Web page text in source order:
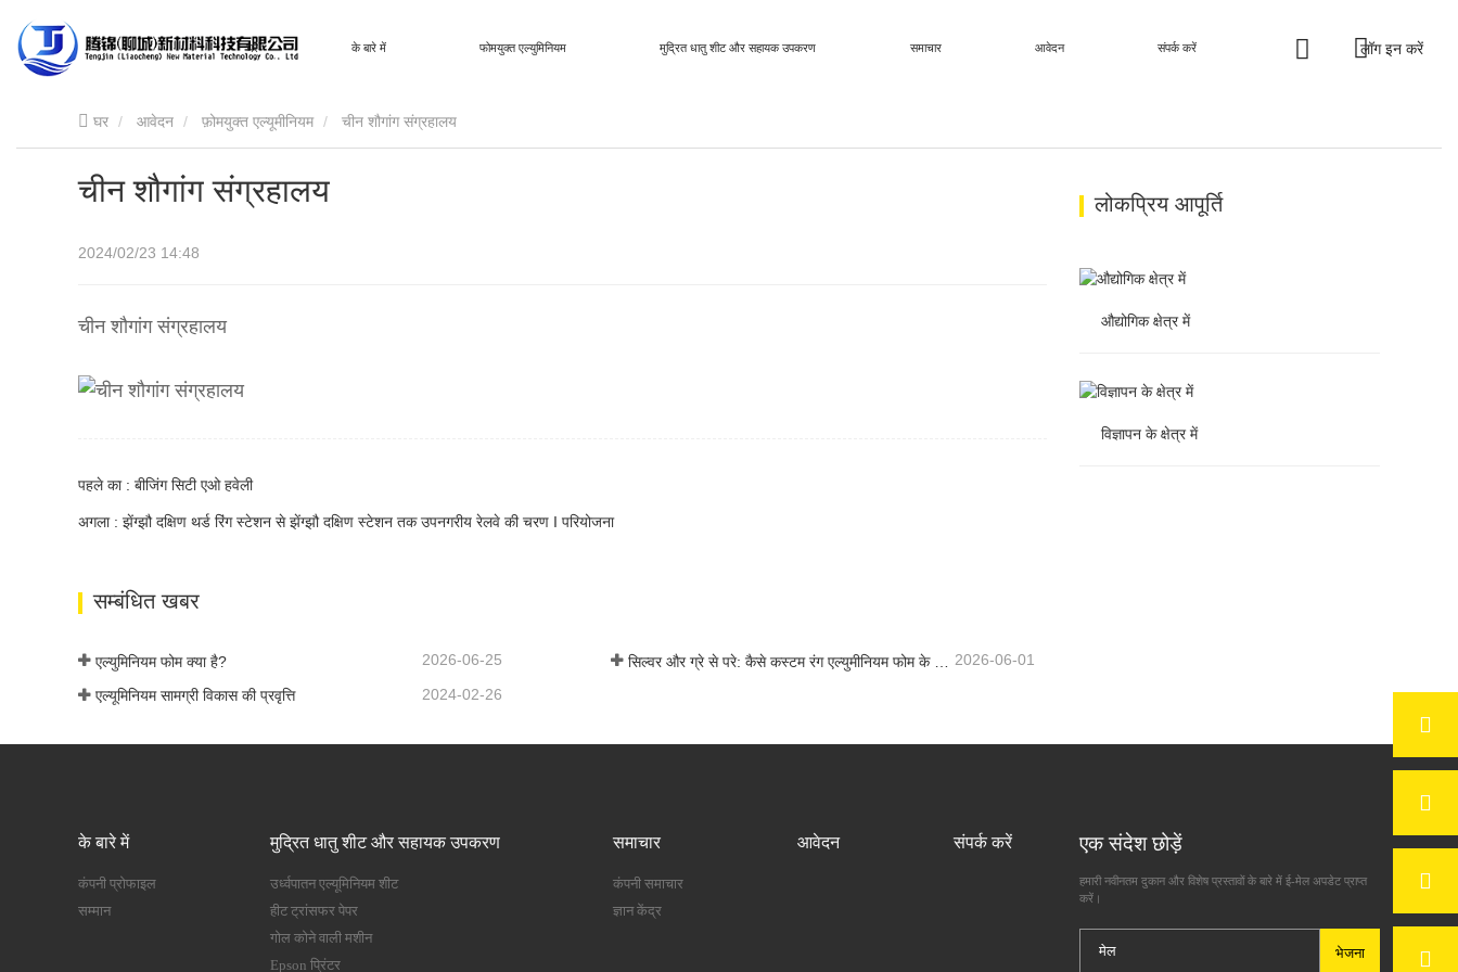
घर के बारे में फोमयुक्त एल्युमिनियम मुद्रित धातु शीट और सहायक उपकरण समाचार आवेदन संपर्क करें लॉग इन करें
घर आवेदन फ़ोमयुक्त एल्यूमीनियम चीन शौगांग संग्रहालय
चीन शौगांग संग्रहालय
2024/02/23 14:48
चीन शौगांग संग्रहालय
पहले का : बीजिंग सिटी एओ हवेली
अगला : झेंग्झौ दक्षिण थर्ड रिंग स्टेशन से झेंग्झौ दक्षिण स्टेशन तक उपनगरीय रेलवे की चरण I परियोजना
सम्बंधित खबर
एल्युमिनियम फोम क्या है? 2026-06-25 2026-06-01
एल्यूमिनियम सामग्री विकास की प्रवृत्ति 2024-02-26
लोकप्रिय आपूर्ति
औद्योगिक क्षेत्र में
औद्योगिक क्षेत्र में
विज्ञापन के क्षेत्र में
के बारे में
कंपनी प्रोफाइल
सम्मान
मुद्रित धातु शीट और सहायक उपकरण
उर्ध्वपातन एल्यूमिनियम शीट
हीट ट्रांसफर पेपर
गोल कोने वाली मशीन
Epson प्रिंटर
समाचार
कंपनी समाचार
ज्ञान केंद्र
आवेदन संपर्क करें एक संदेश छोड़ें
हमारी नवीनतम दुकान और विशेष प्रस्तावों के बारे में ई-मेल अपडेट प्राप्त
करें।
भेजना